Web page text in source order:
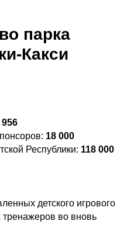
парка
Какси
956
18 000
Республики: 118 000
детского игрового
во вновь